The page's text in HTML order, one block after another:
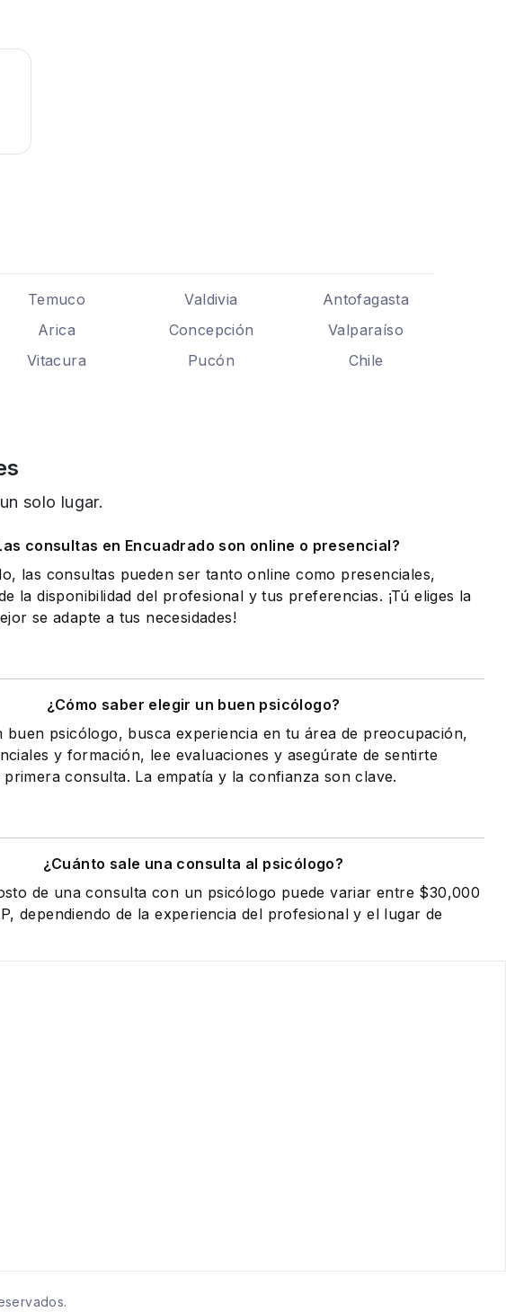
Temuco Valdivia
Antofagasta
Arica Concepción
Valparaíso
Vitacura Pucón
Chile
solo lugar.
consultas en Encuadrado son online o presencial?
las consultas pueden ser tanto online como presenciales,
la disponibilidad del profesional y tus preferencias. ¡Tú eliges la
se adapte a tus necesidades!
¿Cómo saber elegir un buen psicólogo?
buen psicólogo, busca experiencia en tu área de preocupación,
y formación, lee evaluaciones y asegúrate de sentirte
consulta. La empatía y la confianza son clave.
¿Cuánto sale una consulta al psicólogo?
de una consulta con un psicólogo puede variar entre $30,000
dependiendo de la experiencia del profesional y el lugar de